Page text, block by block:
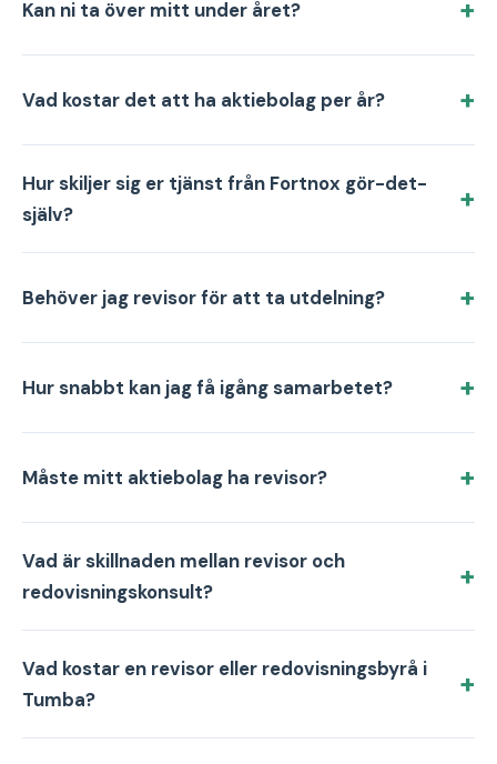
Kan ni ta över mitt under året?
Vad kostar det att ha aktiebolag per år?
Hur skiljer sig er tjänst från Fortnox gör-det-
själv?
Behöver jag revisor för att ta utdelning?
Hur snabbt kan jag få igång samarbetet?
Måste mitt aktiebolag ha revisor?
Vad är skillnaden mellan revisor och
redovisningskonsult?
Vad kostar en revisor eller redovisningsbyrå i
Tumba?